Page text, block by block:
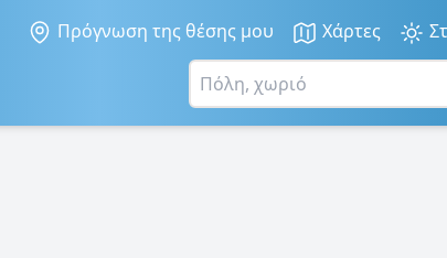
Πρόγνωση της θέσης μου Χάρτες